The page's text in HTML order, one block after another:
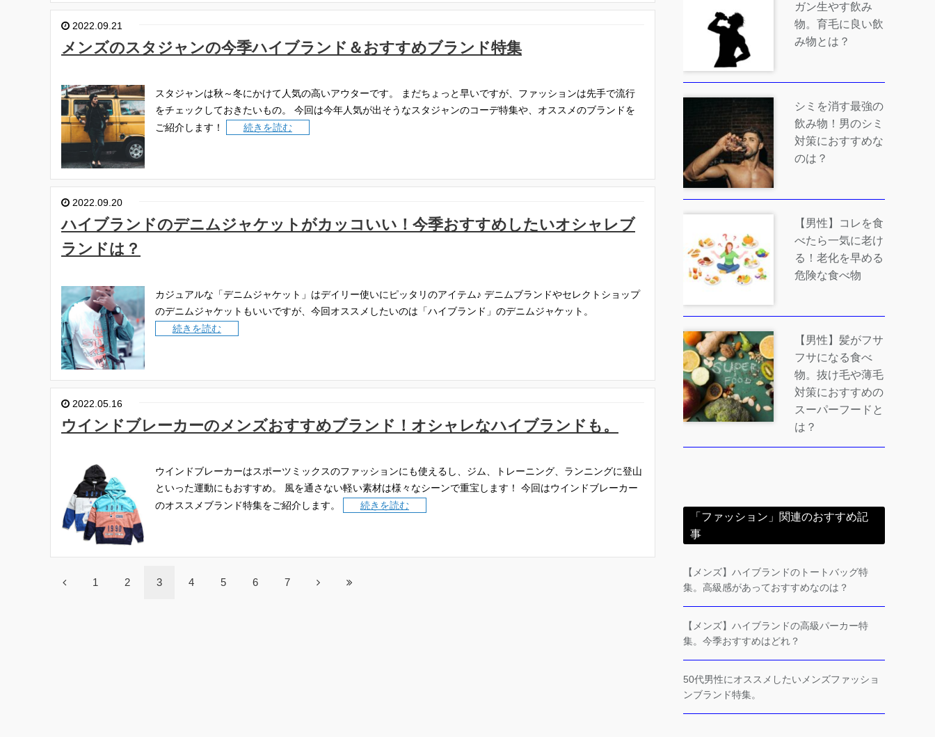
2022.09.21
メンズのスタジャンの今季ハイブランド＆おすすめブランド特集
スタジャンは秋～冬にかけて人気の高いアウターです。
まだちょっと早いですが、ファッションは先手で流行
をチェックしておきたいもの。
今回は今年人気が出そうなスタジャンのコーデ特集や、オススメのブランドを
ご紹介します！
続きを読む
2022.09.20
ハイブランドのデニムジャケットがカッコいい！今季おすすめしたいオシャレブ
ランドは？
カジュアルな「デニムジャケット」はデイリー使いにピッタリのアイテム♪ デニムブランドやセレクトショップ
のデニムジャケットもいいですが、今回オススメしたいのは「ハイブランド」のデニムジャケット。
続きを読む
2022.05.16
ウインドブレーカーのメンズおすすめブランド！オシャレなハイブランドも。
ウインドブレーカーはスポーツミックスのファッションにも使えるし、ジム、トレーニング、ランニングに登山
といった運動にもおすすめ。
風を通さない軽い素材は様々なシーンで重宝します！
今回はウインドブレーカー
のオススメブランド特集をご紹介します。
続きを読む
1 2 3 4 5 6 7
ガン生やす飲み
物。育毛に良い飲
み物とは？
シミを消す最強の
飲み物！男のシミ
対策におすすめな
のは？
【男性】コレを食
べたら一気に老け
る！老化を早める
危険な食べ物
【男性】髪がフサ
フサになる食べ
物。抜け毛や薄毛
対策におすすめの
スーパーフードと
は？
「ファッション」関連のおすすめ記
事
【メンズ】ハイブランドのトートバッグ特
集。高級感があっておすすめなのは？
【メンズ】ハイブランドの高級パーカー特
集。今季おすすめはどれ？
50代男性にオススメしたいメンズファッショ
ンブランド特集。